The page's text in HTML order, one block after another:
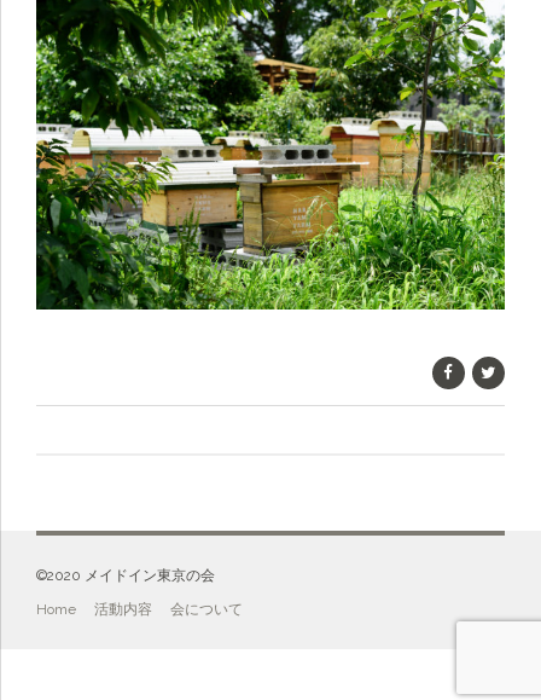
©️2020 メイドイン東京の会
Home 活動内容 会について